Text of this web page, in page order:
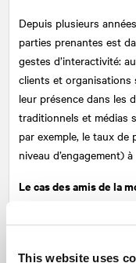
This website uses
Depuis plusieurs
parties prenantes est
gestes d’interactivité:
clients et organisations
leur présence dans les
traditionnels et médias
par exemple, le taux de
niveau d’engagement)
Le cas des amis de la
Royal au patrimoine